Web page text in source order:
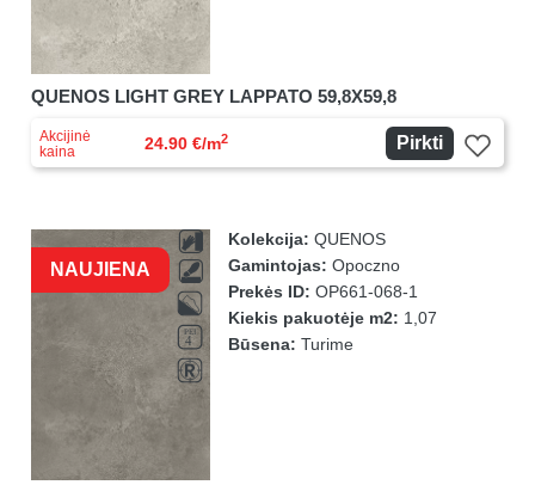
QUENOS LIGHT GREY LAPPATO 59,8X59,8
Akcijinė
kaina
24.90 €/m2 Pirkti
NAUJIENA
Kolekcija: QUENOS
Gamintojas: Opoczno
Prekės ID: OP661-068-1
Kiekis pakuotėje m2: 1,07
Būsena: Turime